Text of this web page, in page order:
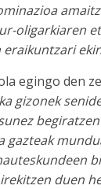
oligarkiaren
egingo den
gizonek
gazteak
duen